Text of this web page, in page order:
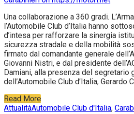
Una collaborazione a 360 gradi.
l’Automobile Club d’Italia hanno
d’intesa per rafforzare la sinergia
sicurezza stradale e della mobilità
firmato dal comandante generale
Giovanni Nistri, e dal presidente
Damiani, alla presenza del segretario
dell’Automobile Club d’Italia, Gerardo
Read More
AttualitàAutomobile Club d'Italia,